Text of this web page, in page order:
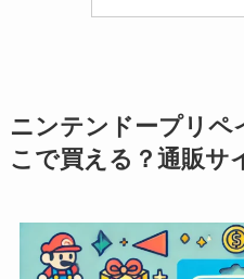
ニンテンドープリペ
こで買える？通販サ